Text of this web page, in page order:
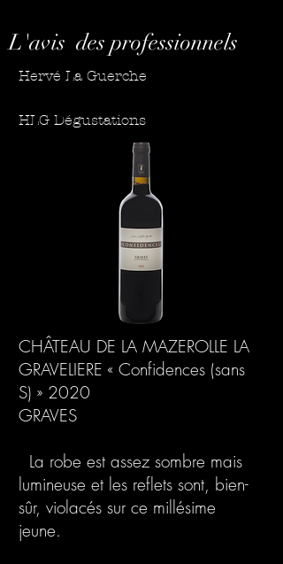
L'avis des professionnels
Hervé La Guerche
HLG Dégustations
CHÂTEAU DE LA MAZEROLLE LA
GRAVELIERE « Confidences (sans
S) » 2020
GRAVES
La robe est assez sombre mais
lumineuse et les reflets sont, bien-
sûr, violacés sur ce millésime
jeune.